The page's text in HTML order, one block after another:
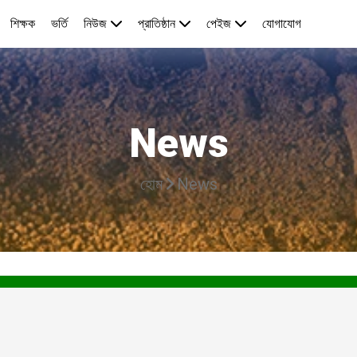
শিক্ষক ভর্তি নিউজ প্রাতিষ্ঠান পেইজ যোগাযোগ
News
হোম News